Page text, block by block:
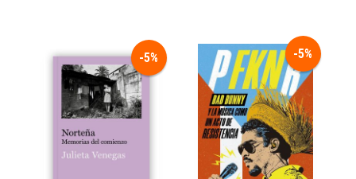
-5% -5%